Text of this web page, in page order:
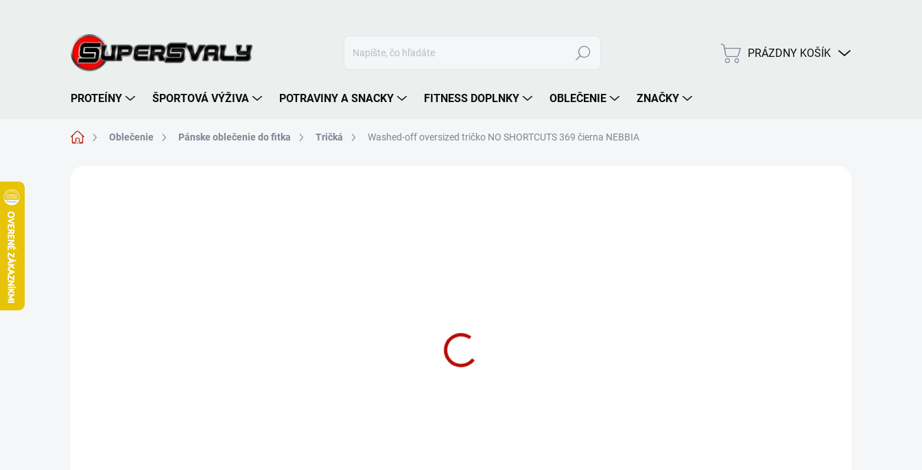
Hľadať
NÁKUPNÝ
PRÁZDNY KOŠÍK
PROTEÍNY ŠPORTOVÁ VÝŽIVA POTRAVINY A SNACKY FITNESS DOPLNKY OBLEČENIE ZNAČKY
DomovOblečenie Pánske oblečenie do fitka Tričká Washed-off oversized tričko NO SHORTCUTS 369 čierna NEBBIA